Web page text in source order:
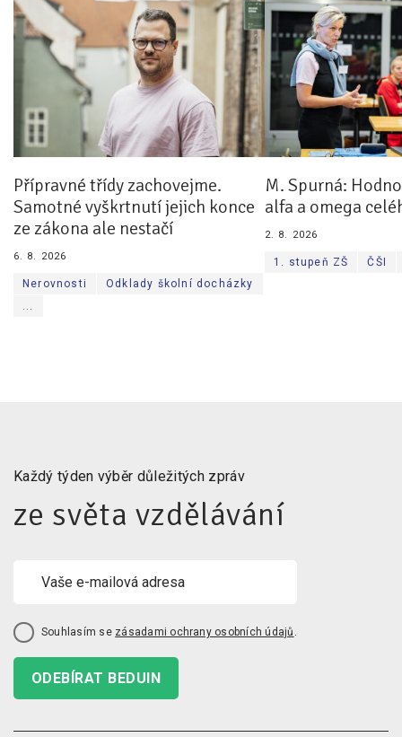
Přípravné třídy zachovejme.
Samotné vyškrtnutí jejich konce
ze zákona ale nestačí
6. 8. 2026
Nerovnosti
Odklady školní docházky
...
M. Spurná:
alfa a omega
2. 8. 2026
1. stupeň ZŠ ČŠI
Každý týden výběr důležitých zpráv
ze světa vzdělávání
Souhlasím se zásadami ochrany osobních údajů .
ODEBÍRAT BEDUIN